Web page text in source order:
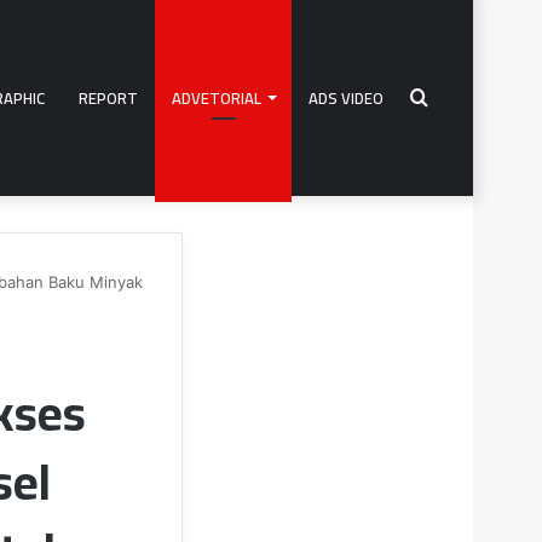
REPORT ADVETORIAL ADS VIDEO Search
Baku Minyak